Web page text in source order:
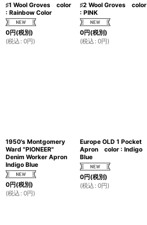
♯1 Wool Groves color
: Rainbow Color
0円(税別)
(税込 : 0円)
♯2 Wool Groves color
: PINK
0円(税別)
(税込 : 0円)
1950's Montgomery
Ward "PIONEER"
Denim Worker Apron
Indigo Blue
0円(税別)
(税込 : 0円)
Europe OLD 1 Pocket
Apron color : Indigo
Blue
0円(税別)
(税込 : 0円)